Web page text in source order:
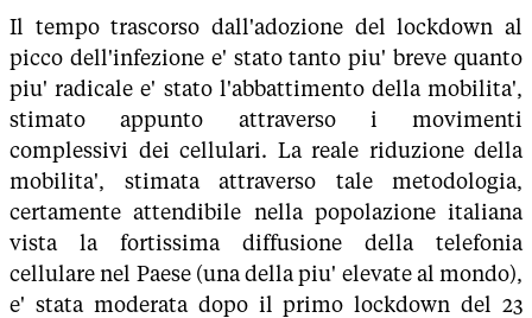
Il tempo trascorso dall'adozione del lockdown al
picco dell'infezione e' stato tanto piu' breve quanto
piu' radicale e' stato l'abbattimento della mobilita',
stimato appunto attraverso i movimenti
complessivi dei cellulari. La reale riduzione della
mobilita', stimata attraverso tale metodologia,
certamente attendibile nella popolazione italiana
vista la fortissima diffusione della telefonia
cellulare nel Paese (una della piu' elevate al mondo),
e' stata moderata dopo il primo lockdown del 23